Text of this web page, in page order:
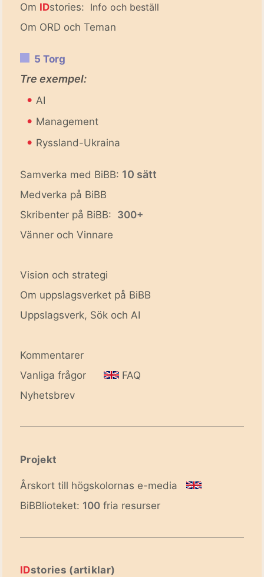
Om IDstories: Info och beställ
Om ORD och Teman
5 Torg
Tre exempel:
• AI
• Management
• Ryssland-Ukraina
Samverka med BiBB: 10 sätt
Medverka på BiBB
Skribenter på BiBB: 300+
Vänner och Vinnare
Vision och strategi
Om uppslagsverket på BiBB
Uppslagsverk, Sök och AI
Kommentarer
Vanliga frågor
FAQ
Nyhetsbrev
Projekt
Årskort till högskolornas e-media
BiBBlioteket: 100 fria resurser
IDstories (artiklar)